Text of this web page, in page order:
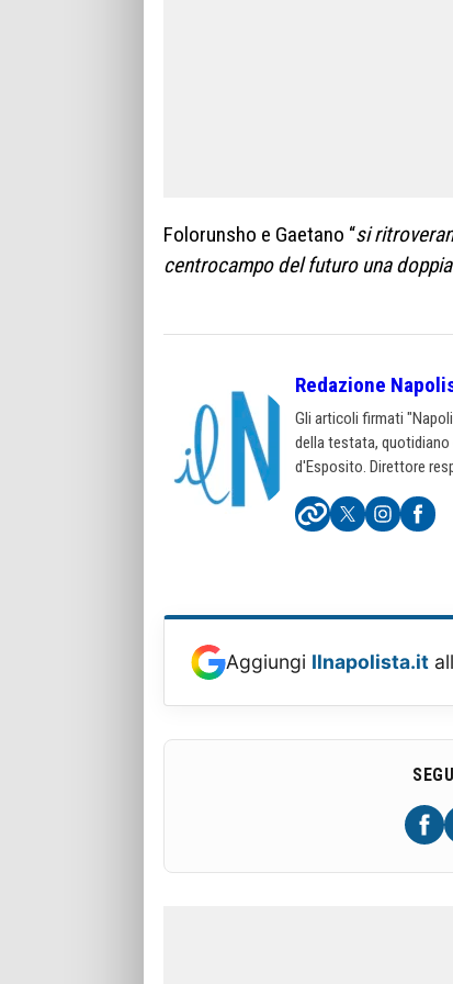
Folorunsho e Gaetano “si
centrocampo del futuro una
Redazione
Gli articoli firmati
della testata,
d'Esposito. Direttore
Aggiungi Ilnapolista.it